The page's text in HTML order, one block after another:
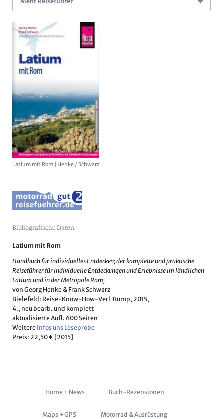
Latium mit Rom | Henke / Schwarz
Bibliografische Daten
Latium mit Rom
Handbuch für individuelles Entdecken; der komplette und praktische
Reiseführer für individuelle Entdeckungen und Erlebnisse im ländlichen
Latium und in der Metropole Rom,
von Georg Henke & Frank Schwarz,
Bielefeld: Reise-Know-How-Verl. Rump, 2015,
4., neu bearb. und komplett
aktualisierte Aufl. 600 Seiten
Weitere Infos uns Leseprobe
Preis: 22,50 € [2015]
Navigation
Home + News Buch-Rezensionen
Maps + GPS Motorrad & Ausrüstung